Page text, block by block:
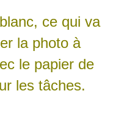
ce qui va
la photo à
le papier de
les tâches.